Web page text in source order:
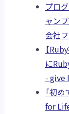
プロ
ャン
会社
【
に
- give
「初
for